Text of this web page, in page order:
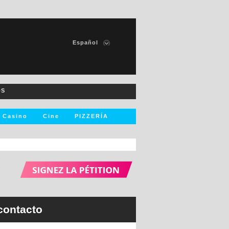
Español
256 resultados
Casino Cine PIZZERÍA